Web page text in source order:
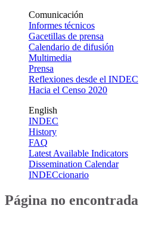
Comunicación
Informes técnicos
Gacetillas de prensa
Calendario de difusión
Multimedia
Prensa
Reflexiones desde el INDEC
Hacia el Censo 2020
English
INDEC
History
FAQ
Latest Available Indicators
Dissemination Calendar
INDECcionario
Página no encontrada